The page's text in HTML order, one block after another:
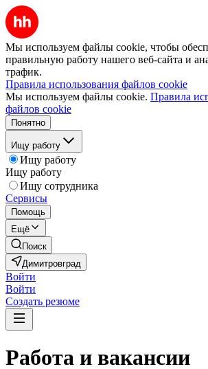
Мы используем файлы cookie, чтобы
правильную работу нашего веб-сайта и
трафик.
Правила использования файлов cookie
Мы используем файлы cookie. Правила
файлов cookie
Понятно
Ищу работу
Ищу работу
Ищу работу
Ищу сотрудника
Сервисы
Помощь
Ещё
Поиск
Димитровград
Войти
Войти
Создать резюме
Работа и вакансии